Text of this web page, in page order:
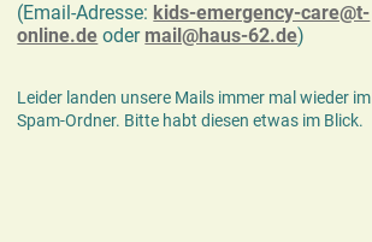
(Email-Adresse: kids-emergency-care@t-
online.de oder mail@haus-62.de)
Leider landen unsere Mails immer mal wieder im
Spam-Ordner. Bitte habt diesen etwas im Blick.